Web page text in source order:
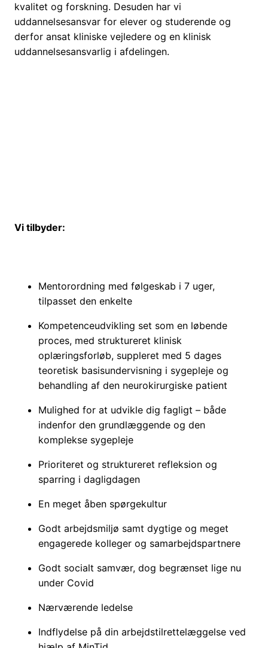
kvalitet og forskning. Desuden har vi
uddannelsesansvar for elever og studerende og
derfor ansat kliniske vejledere og en klinisk
uddannelsesansvarlig i afdelingen.
Vi tilbyder:
Mentorordning med følgeskab i 7 uger,
tilpasset den enkelte
Kompetenceudvikling set som en løbende
proces, med struktureret klinisk
oplæringsforløb, suppleret med 5 dages
teoretisk basisundervisning i sygepleje og
behandling af den neurokirurgiske patient
Mulighed for at udvikle dig fagligt – både
indenfor den grundlæggende og den
komplekse sygepleje
Prioriteret og struktureret refleksion og
sparring i dagligdagen
En meget åben spørgekultur
Godt arbejdsmiljø samt dygtige og meget
engagerede kolleger og samarbejdspartnere
Godt socialt samvær, dog begrænset lige nu
under Covid
Nærværende ledelse
Indflydelse på din arbejdstilrettelæggelse ved